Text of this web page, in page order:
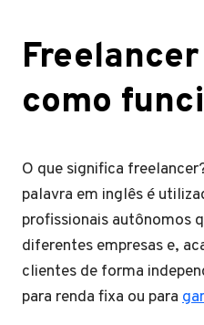
como
O que significa
palavra em inglês é
profissionais autônomos
diferentes empresas e,
clientes de forma
para renda fixa ou para